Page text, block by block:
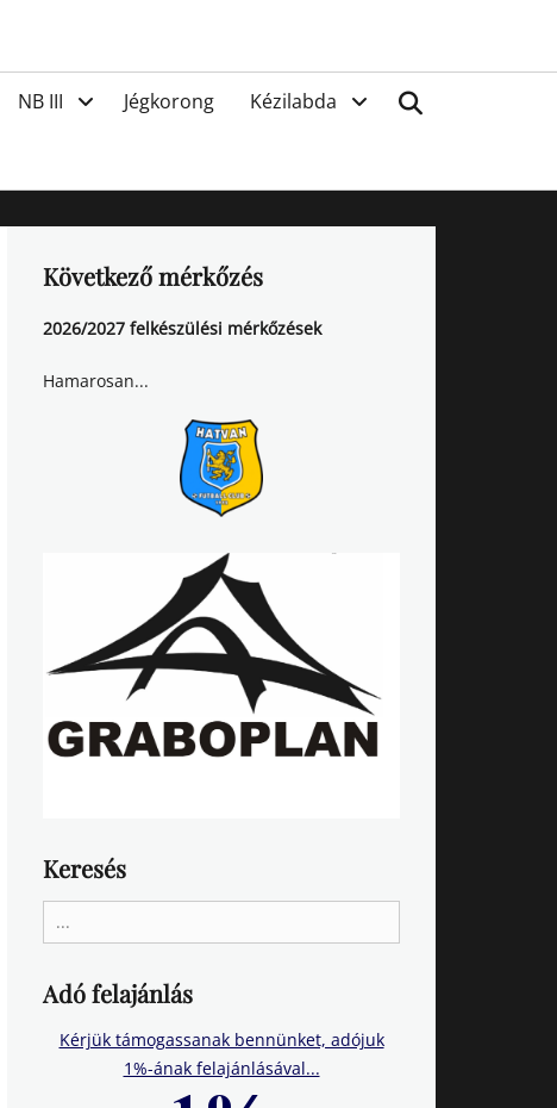
NB III Jégkorong Kézilabda
Következő mérkőzés
2026/2027 felkészülési mérkőzések
Hamarosan...
Keresés
for:
Adó felajánlás
Kérjük támogassanak bennünket, adójuk
1%-ának felajánlásával...